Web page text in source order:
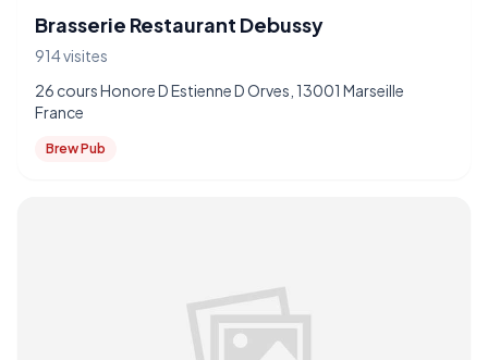
Brasserie Restaurant Debussy
914 visites
26 cours Honore D Estienne D Orves, 13001 Marseille
France
Brew Pub